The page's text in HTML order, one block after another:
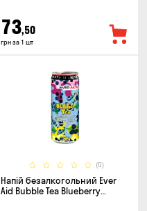
73,50
грн за 1 шт
(0)
Напій безалкогольний Ever
Aid Bubble Tea Blueberry